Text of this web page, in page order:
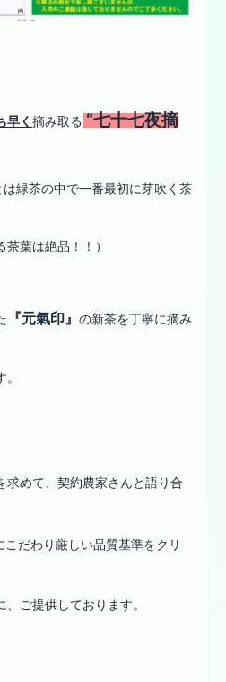
早く摘み取る“七十七夜摘
は緑茶の中で一番最初に芽吹く茶
茶葉は絶品！！）
『元氣印』の新茶を丁寧に摘み
めて、契約農家さんと語り合
こだわり厳しい品質基準をクリ
ご提供しております。